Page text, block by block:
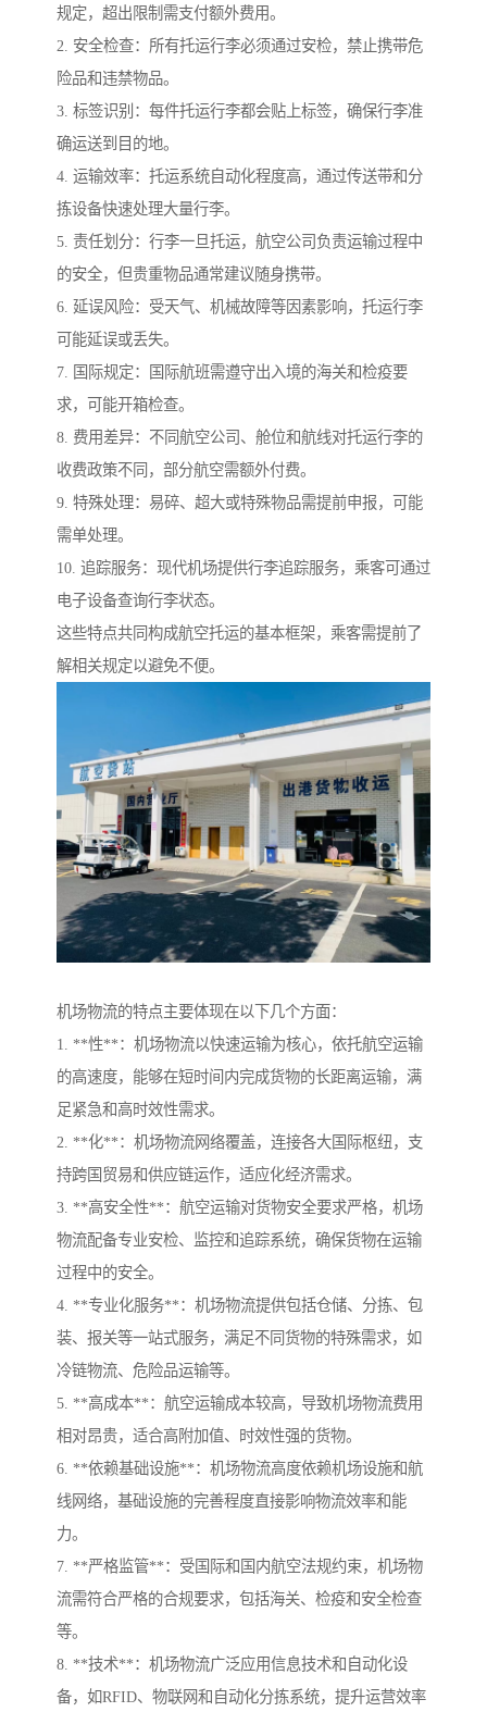
规定，超出限制需支付额外费用。
2. 安全检查：所有托运行李必须通过安检，禁止携带危
险品和违禁物品。
3. 标签识别：每件托运行李都会贴上标签，确保行李准
确运送到目的地。
4. 运输效率：托运系统自动化程度高，通过传送带和分
拣设备快速处理大量行李。
5. 责任划分：行李一旦托运，航空公司负责运输过程中
的安全，但贵重物品通常建议随身携带。
6. 延误风险：受天气、机械故障等因素影响，托运行李
可能延误或丢失。
7. 国际规定：国际航班需遵守出入境的海关和检疫要
求，可能开箱检查。
8. 费用差异：不同航空公司、舱位和航线对托运行李的
收费政策不同，部分航空需额外付费。
9. 特殊处理：易碎、超大或特殊物品需提前申报，可能
需单处理。
10. 追踪服务：现代机场提供行李追踪服务，乘客可通过
电子设备查询行李状态。
这些特点共同构成航空托运的基本框架，乘客需提前了
解相关规定以避免不便。
机场物流的特点主要体现在以下几个方面：
1. **性**：机场物流以快速运输为核心，依托航空运输
的高速度，能够在短时间内完成货物的长距离运输，满
足紧急和高时效性需求。
2. **化**：机场物流网络覆盖，连接各大国际枢纽，支
持跨国贸易和供应链运作，适应化经济需求。
3. **高安全性**：航空运输对货物安全要求严格，机场
物流配备专业安检、监控和追踪系统，确保货物在运输
过程中的安全。
4. **专业化服务**：机场物流提供包括仓储、分拣、包
装、报关等一站式服务，满足不同货物的特殊需求，如
冷链物流、危险品运输等。
5. **高成本**：航空运输成本较高，导致机场物流费用
相对昂贵，适合高附加值、时效性强的货物。
6. **依赖基础设施**：机场物流高度依赖机场设施和航
线网络，基础设施的完善程度直接影响物流效率和能
力。
7. **严格监管**：受国际和国内航空法规约束，机场物
流需符合严格的合规要求，包括海关、检疫和安全检查
等。
8. **技术**：机场物流广泛应用信息技术和自动化设
备，如RFID、物联网和自动化分拣系统，提升运营效率